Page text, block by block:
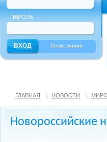
ПАРОЛЬ
Регистрация
ГЛАВНАЯ НОВОСТИ
Новороссийские